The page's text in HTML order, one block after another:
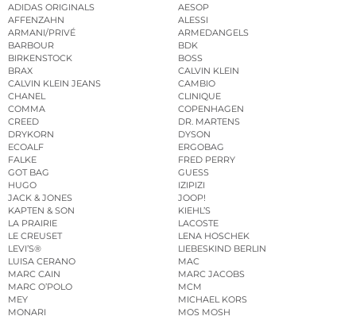
ADIDAS ORIGINALS
AESOP
AFFENZAHN
ALESSI
ARMANI/PRIVÉ
ARMEDANGELS
BARBOUR
BDK
BIRKENSTOCK
BOSS
BRAX
CALVIN KLEIN
CALVIN KLEIN JEANS
CAMBIO
CHANEL
CLINIQUE
COMMA
COPENHAGEN
CREED
DR. MARTENS
DRYKORN
DYSON
ECOALF
ERGOBAG
FALKE
FRED PERRY
GOT BAG
GUESS
HUGO
IZIPIZI
JACK & JONES
JOOP!
KAPTEN & SON
KIEHL’S
LA PRAIRIE
LACOSTE
LE CREUSET
LENA HOSCHEK
LEVI’S®
LIEBESKIND BERLIN
LUISA CERANO
MAC
MARC CAIN
MARC JACOBS
MARC O’POLO
MCM
MEY
MICHAEL KORS
MONARI
MOS MOSH